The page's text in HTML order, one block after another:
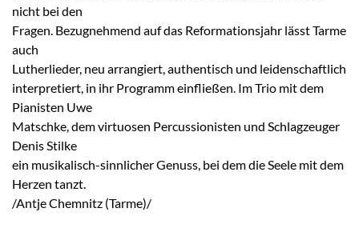
nicht bei den
Fragen. Bezugnehmend auf das Reformationsjahr lässt Tarme
auch
Lutherlieder, neu arrangiert, authentisch und leidenschaftlich
interpretiert, in ihr Programm einfließen. Im Trio mit dem
Pianisten Uwe
Matschke, dem virtuosen Percussionisten und Schlagzeuger
Denis Stilke
ein musikalisch-sinnlicher Genuss, bei dem die Seele mit dem
Herzen tanzt.
/Antje Chemnitz (Tarme)/